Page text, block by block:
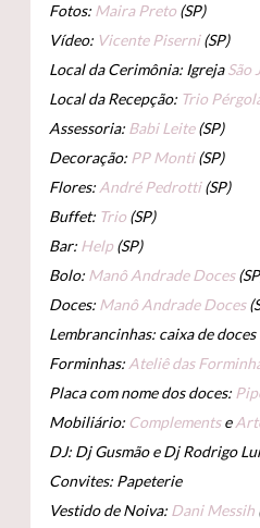
Fotos: Maira Preto (SP)
Vídeo: Vicente Piserni(SP)
Local da Cerimônia: IgrejaSão
Local da Recepção: Trio
Assessoria: Babi Leite(SP)
Decoração: PP Monti(SP)
Flores: André Pedrotti(SP)
Buffet: Trio (SP)
Bar: Help (SP)
Bolo: Manô Andrade Doces
Doces: Manô Andrade Doces
Lembrancinhas: caixa de doces
Forminhas: Ateliê das
Placa com nome dos doces:
Mobiliário: Complementse
DJ: Dj Gusmão e Dj Rodrigo
Convites: Papeterie
Vestido de Noiva: Dani Messih